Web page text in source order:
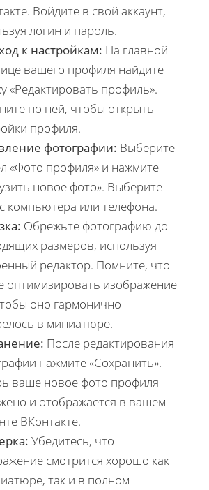
Войдите в свой аккаунт,
логин и пароль.
к настройкам: На главной
вашего профиля найдите
«Редактировать профиль».
по ней, чтобы открыть
профиля.
фотографии: Выберите
«Фото профиля» и нажмите
новое фото». Выберите
компьютера или телефона.
Обрежьте фотографию до
размеров, используя
редактор. Помните, что
оптимизировать изображение
оно гармонично
в миниатюре.
После редактирования
нажмите «Сохранить».
ваше новое фото профиля
и отображается в вашем
ВКонтакте.
Убедитесь, что
смотрится хорошо как
так и в полном